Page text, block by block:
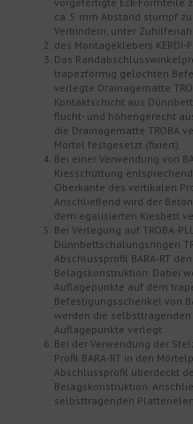
ca. 5 mm Abstand stumpf
Verbindern, unter
des Montageklebers KERDI-
Das
trapezförmig gelochten
verlegte Drainagematte
Kontaktschicht aus
flucht- und höhengerecht
die Drainagematte TROBA
Mörtel festgesetzt (fixiert).
Bei einer Verwendung von
Kiesschüttung
Oberkante des vertikalen
Anschließend wird der
dem egalisierten Kiesbett
Bei Verlegung auf TROBA-
Dünnbettschalungsringen
Abschlussprofil BARA-RT
Belagskonstruktion. Dabei
Auflagepunkte auf dem
Befestigungsschenkel von
werden die
Auflagepunkte verlegt.
Bei der Verwendung der
Profil BARA-RT in den
Abschlussprofil überdeckt
Belagskonstruktion.
selbsttragenden